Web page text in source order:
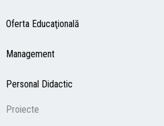
Oferta Educaţională
Management
Personal Didactic
Proiecte